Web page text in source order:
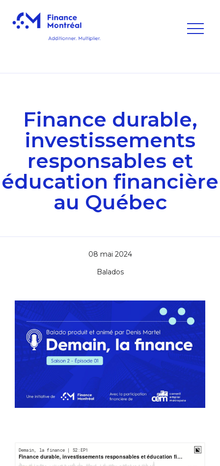
Finance durable,
investissements
responsables et
éducation financière
au Québec
Balados
08 mai 2024